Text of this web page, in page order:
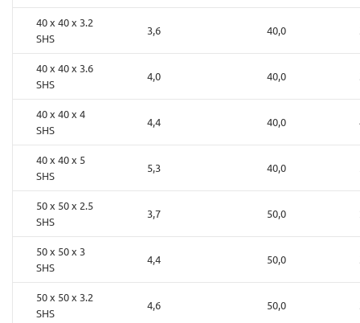
40 x 40 x 3.2
SHS
3,6 40,0
40 x 40 x 3.6
SHS
4,0 40,0
40 x 40 x 4
SHS
4,4 40,0
40 x 40 x 5
SHS
5,3 40,0
50 x 50 x 2.5
SHS
3,7 50,0
50 x 50 x 3
SHS
4,4 50,0
50 x 50 x 3.2
SHS
4,6 50,0